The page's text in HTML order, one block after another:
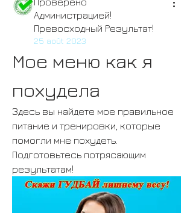
Администрацией!
Превосходный Результат!
25 août 2023
Мое меню как я
похудела
Здесь вы найдете мое правильное
питание и тренировки, которые
помогли мне похудеть.
Подготовьтесь потрясающим
результатам!